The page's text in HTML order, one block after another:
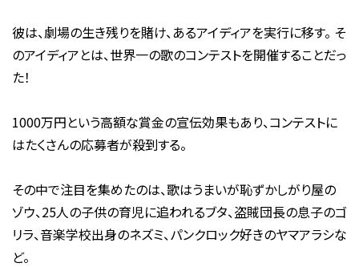
彼は、劇場の生き残りを賭け、あるアイディアを実行に移す。 そ
のアイディアとは、世界一の歌のコンテストを開催することだっ
た！
1000万円という高額な賞金の宣伝効果もあり、コンテストに
はたくさんの応募者が殺到する。
その中で注目を集めたのは、歌はうまいが恥ずかしがり屋の
ゾウ、25人の子供の育児に追われるブタ、盗賊団長の息子のゴ
リラ、音楽学校出身のネズミ、パンクロック好きのヤマアラシな
ど。